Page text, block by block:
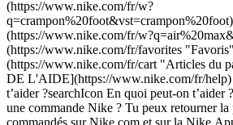
(https://www.nike.com/fr/w?
(https://www.nike.com/fr/
(https://www.nike.com/fr/favorites
(https://www.nike.com/fr/cart "Articles du
DE L'AIDE](https://www.nike.com/fr/help)
t’aider ?searchIcon En quoi peut-on t’aider
une commande Nike ? Tu peux retourner la
commandés sur Nike.com et sur la Nike